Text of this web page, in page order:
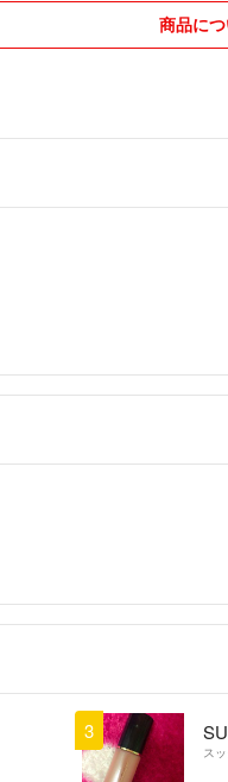
商品に
3
ス